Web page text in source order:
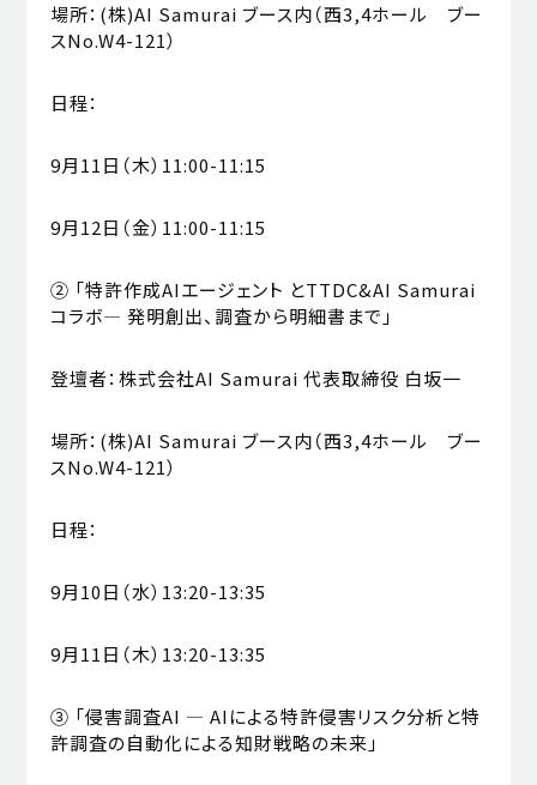
場所：(株)AI Samurai ブース内（西3,4ホール ブー
スNo.W4-121）
日程：
9月11日（木）11:00-11:15
9月12日（金）11:00-11:15
② 「特許作成AIエージェント とTTDC&AI Samurai
コラボ― 発明創出、調査から明細書まで」
登壇者：株式会社AI Samurai 代表取締役 白坂一
場所：(株)AI Samurai ブース内（西3,4ホール ブー
スNo.W4-121）
日程：
9月10日（水）13:20-13:35
9月11日（木）13:20-13:35
③ 「侵害調査AI ― AIによる特許侵害リスク分析と特
許調査の自動化による知財戦略の未来」